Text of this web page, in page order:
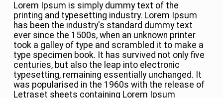
Lorem Ipsum is simply dummy text of the
printing and typesetting industry. Lorem Ipsum
has been the industry's standard dummy text
ever since the 1500s, when an unknown printer
took a galley of type and scrambled it to make a
type specimen book. It has survived not only five
centuries, but also the leap into electronic
typesetting, remaining essentially unchanged. It
was popularised in the 1960s with the release of
Letraset sheets containing Lorem Ipsum